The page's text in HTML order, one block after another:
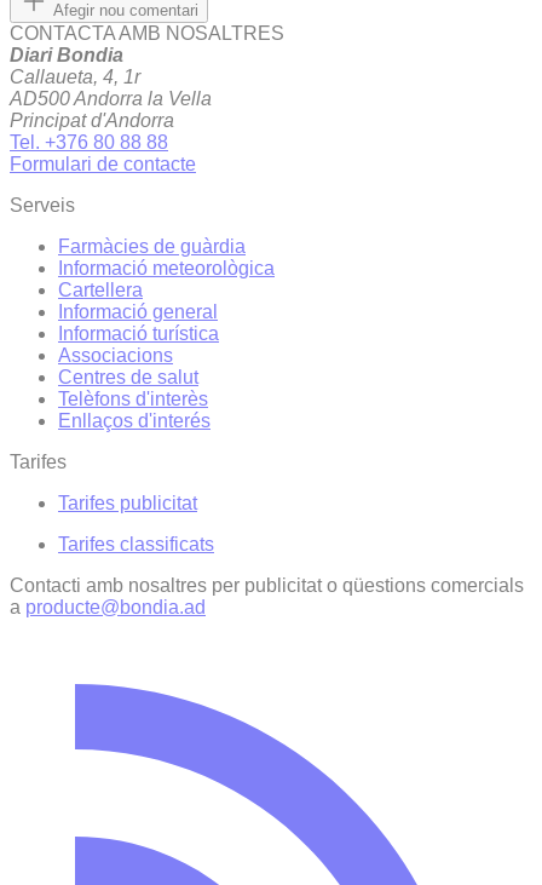
Afegir nou comentari
CONTACTA AMB NOSALTRES
Diari Bondia
Callaueta, 4, 1r
AD500 Andorra la Vella
Principat d'Andorra
Tel. +376 80 88 88
Formulari de contacte
Serveis
Farmàcies de guàrdia
Informació meteorològica
Cartellera
Informació general
Informació turística
Associacions
Centres de salut
Telèfons d'interès
Enllaços d'interés
Tarifes
Tarifes publicitat
Tarifes classificats
Contacti amb nosaltres per publicitat o qüestions comercials
a producte@bondia.ad